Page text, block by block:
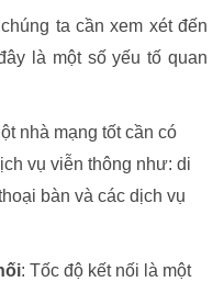
ta cần xem xét đến
là một số yếu tố quan
nhà mạng tốt cần có
vụ viễn thông như: di
bàn và các dịch vụ
: Tốc độ kết nối là một